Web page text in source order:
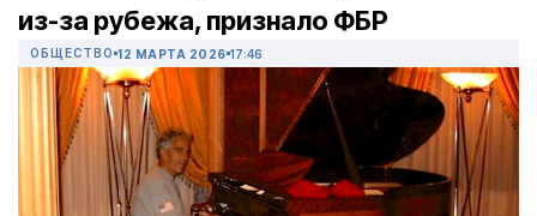
из-за рубежа, признало ФБР
ОБЩЕСТВО 12 МАРТА 2026 17:46